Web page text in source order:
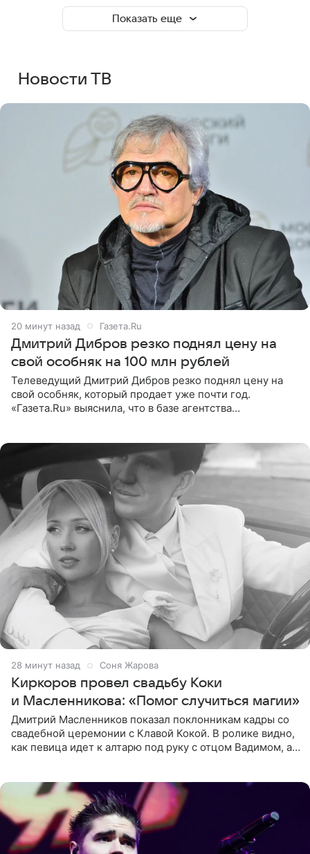
Показать еще
Новости ТВ
21 минуту назад Газета.Ru
Дмитрий Дибров резко поднял цену на
свой особняк на 100 млн рублей
Телеведущий Дмитрий Дибров резко поднял цену на
свой особняк, который продает уже почти год.
«Газета.Ru» выяснила, что в базе агентства
29 минут назад Соня Жарова
Киркоров провел свадьбу Коки
и Масленникова: «Помог случиться магии»
Дмитрий Масленников показал поклонникам кадры со
свадебной церемонии с Клавой Кокой. В ролике видно,
как певица идет к алтарю под руку с отцом Вадимом, а у